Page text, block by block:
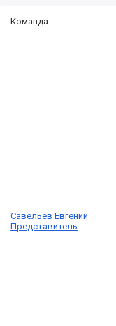
Команда
Савельев Евгений
Представитель